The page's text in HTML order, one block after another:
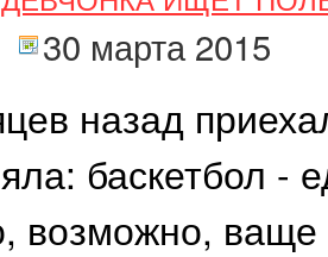
30 марта 2015
назад
баскетбол -
возможно, ваще